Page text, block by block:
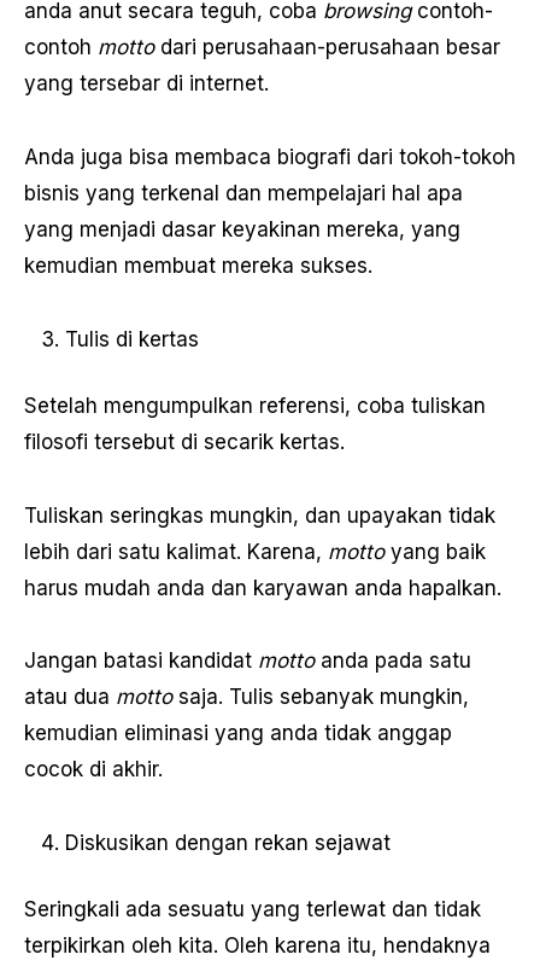
anda anut secara teguh, coba browsing contoh-
contoh motto dari perusahaan-perusahaan besar
yang tersebar di internet.
Anda juga bisa membaca biografi dari tokoh-tokoh
bisnis yang terkenal dan mempelajari hal apa
yang menjadi dasar keyakinan mereka, yang
kemudian membuat mereka sukses.
Tulis di kertas
Setelah mengumpulkan referensi, coba tuliskan
filosofi tersebut di secarik kertas.
Tuliskan seringkas mungkin, dan upayakan tidak
lebih dari satu kalimat. Karena, motto yang baik
harus mudah anda dan karyawan anda hapalkan.
Jangan batasi kandidat motto anda pada satu
atau dua motto saja. Tulis sebanyak mungkin,
kemudian eliminasi yang anda tidak anggap
cocok di akhir.
Diskusikan dengan rekan sejawat
Seringkali ada sesuatu yang terlewat dan tidak
terpikirkan oleh kita. Oleh karena itu, hendaknya